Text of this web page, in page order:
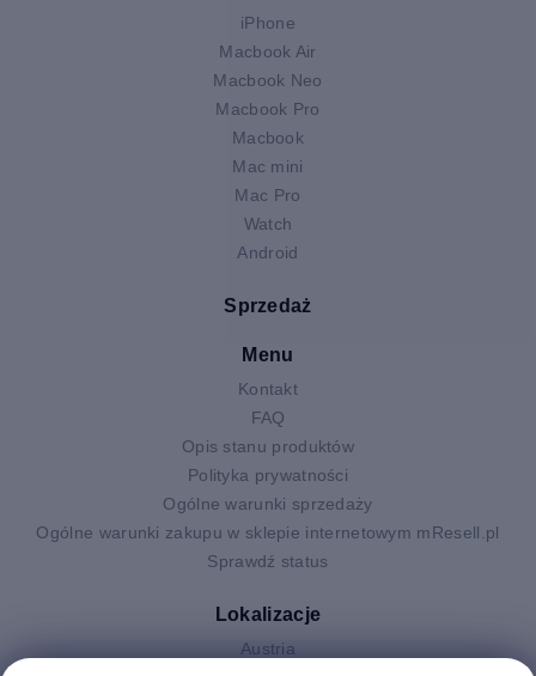
iPhone
Macbook Air
Macbook Neo
Macbook Pro
Macbook
Mac mini
Mac Pro
Watch
Android
Sprzedaż
Menu
Kontakt
FAQ
Opis stanu produktów
Polityka prywatności
Ogólne warunki sprzedaży
Ogólne warunki zakupu w sklepie internetowym mResell.pl
Sprawdź status
Lokalizacje
Austria